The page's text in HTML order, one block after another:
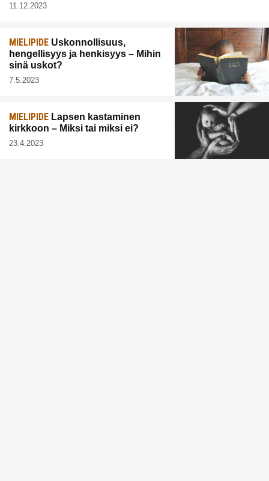
11.12.2023
MIELIPIDE Uskonnollisuus,
hengellisyys ja henkisyys – Mihin
sinä uskot?
7.5.2023
MIELIPIDE Lapsen kastaminen
kirkkoon – Miksi tai miksi ei?
23.4.2023